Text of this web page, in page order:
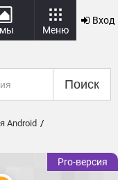
Меню
Вход
Поиск
Android
Pro-версия